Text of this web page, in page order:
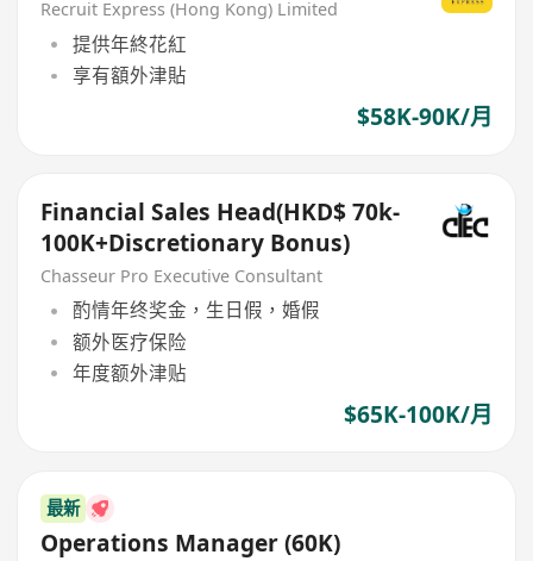
Recruit Express (Hong Kong) Limited
提供年終花紅
享有額外津貼
$58K-90K/月
Financial Sales Head(HKD$ 70k-
100K+Discretionary Bonus)
Chasseur Pro Executive Consultant
酌情年终奖金，生日假，婚假
额外医疗保险
年度额外津贴
$65K-100K/月
最新
Operations Manager (60K)